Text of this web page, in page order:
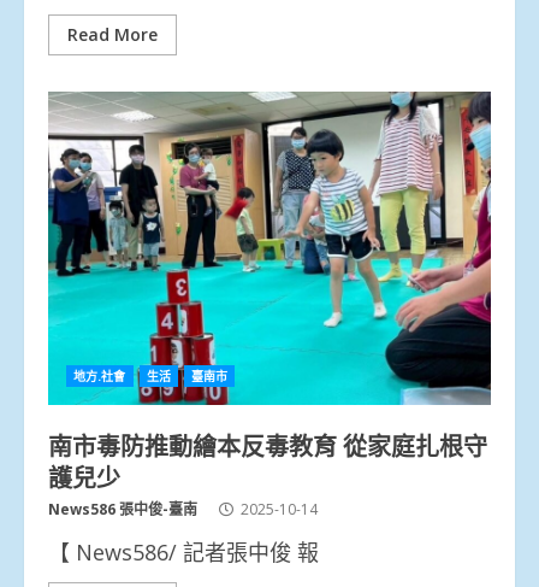
Read More
地方.社會 生活 臺南市
南市毒防推動繪本反毒教育 從家庭扎根守
護兒少
News586 張中俊-臺南 2025-10-14
【 News586/ 記者張中俊 報